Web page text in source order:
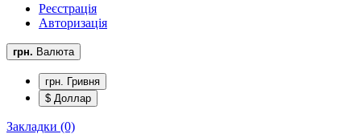
Реєстрація
Авторизація
грн. Валюта
грн. Гривня
$ Доллар
Закладки (0)